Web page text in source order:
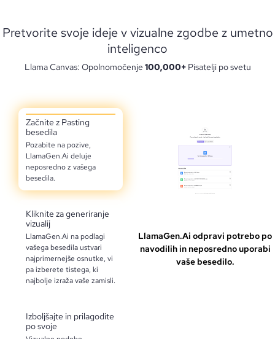
Pretvorite svoje ideje v vizualne zgodbe z umetno
inteligenco
Llama Canvas: Opolnomočenje 100,000+ Pisatelji po svetu
Začnite z Pasting
besedila
Pozabite na pozive,
LlamaGen.Ai deluje
neposredno z vašega
besedila.
Kliknite za generiranje
vizualij
LlamaGen.Ai na podlagi
vašega besedila ustvari
najprimernejše osnutke, vi
pa izberete tistega, ki
najbolje izraža vaše zamisli.
Izboljšajte in prilagodite
po svoje
LlamaGen.Ai odpravi potrebo po
navodilih in neposredno uporabi
vaše besedilo.